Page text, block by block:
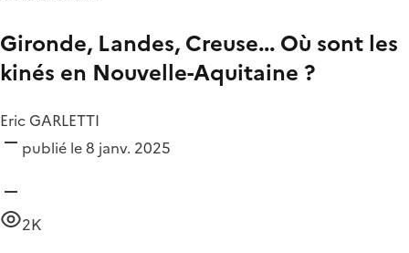
Gironde, Landes, Creuse... Où sont les
kinés en Nouvelle-Aquitaine ?
Eric GARLETTI
publié le 8 janv. 2025
2K